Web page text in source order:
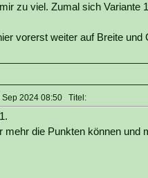
zu viel. Zumal sich Variante
vorerst weiter auf Breite und
Sep 2024 08:50 Titel:
mehr die Punkten können